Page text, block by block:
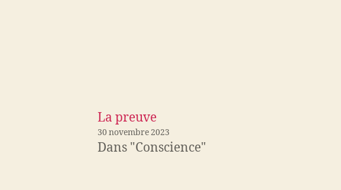
La preuve
30 novembre 2023
Dans "Conscience"